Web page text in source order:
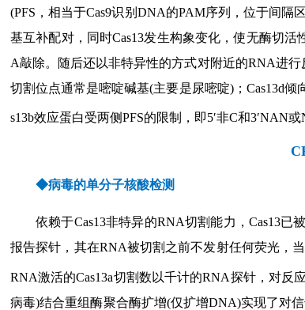
(PFS，相当于Cas9识别DNA的PAM序列，位于间隔
基互补配对，同时Cas13发生构象变化，使无酶切活
A敲除。随后还以非特异性的方式对附近的RNA进行
切割位点通常是嘧啶碱基(主要是尿嘧啶)；Cas13d倾
s13b效应蛋白受两侧PFS的限制，即5′非C和3′NAN
◆病毒的单分子核酸检测
依赖于Cas13非特异的RNA切割能力，Cas13
报告探针，其在RNA被切割之前不发射任何荧光，
RNA激活的Cas13a切割数以千计的RNA探针，对反
病毒)结合重组酶聚合酶扩增(仅扩增DNA)实现了对